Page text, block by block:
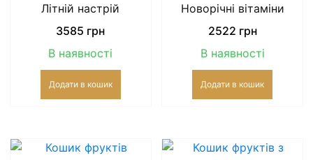
Літній настрій
3585 грн
В наявності
Додати в кошик
Новорічні вітаміни
2522 грн
В наявності
Додати в кошик